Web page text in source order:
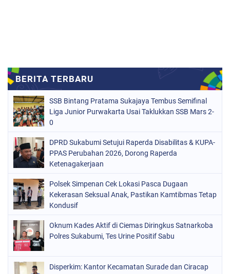
SSB Bintang Pratama Sukajaya Tembus Semifinal
Liga Junior Purwakarta Usai Taklukkan SSB Mars 2-
0
DPRD Sukabumi Setujui Raperda Disabilitas & KUPA-
PPAS Perubahan 2026, Dorong Raperda
Ketenagakerjaan
Polsek Simpenan Cek Lokasi Pasca Dugaan
Kekerasan Seksual Anak, Pastikan Kamtibmas Tetap
Kondusif
Oknum Kades Aktif di Ciemas Diringkus Satnarkoba
Polres Sukabumi, Tes Urine Positif Sabu
Disperkim: Kantor Kecamatan Surade dan Ciracap